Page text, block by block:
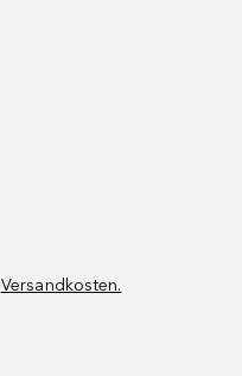
Versandkosten.